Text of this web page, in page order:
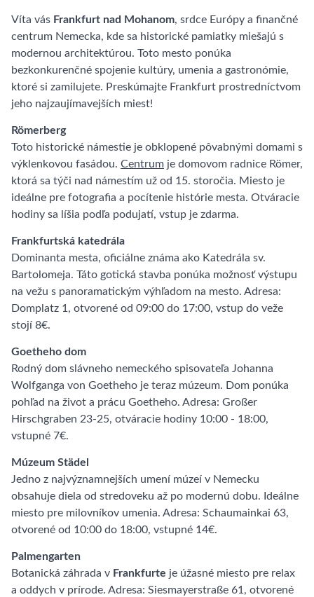
Víta vás Frankfurt nad Mohanom, srdce Európy a finančné
centrum Nemecka, kde sa historické pamiatky miešajú s
modernou architektúrou. Toto mesto ponúka
bezkonkurenčné spojenie kultúry, umenia a gastronómie,
ktoré si zamilujete. Preskúmajte Frankfurt prostredníctvom
jeho najzaujímavejších miest!
Römerberg
Toto historické námestie je obklopené pôvabnými domami s
výklenkovou fasádou. Centrum je domovom radnice Römer,
ktorá sa týči nad námestím už od 15. storočia. Miesto je
ideálne pre fotografia a pocítenie histórie mesta. Otváracie
hodiny sa líšia podľa podujatí, vstup je zdarma.
Frankfurtská katedrála
Dominanta mesta, oficiálne známa ako Katedrála sv.
Bartolomeja. Táto gotická stavba ponúka možnosť výstupu
na vežu s panoramatickým výhľadom na mesto. Adresa:
Domplatz 1, otvorené od 09:00 do 17:00, vstup do veže
stojí 8€.
Goetheho dom
Rodný dom slávneho nemeckého spisovateľa Johanna
Wolfganga von Goetheho je teraz múzeum. Dom ponúka
pohľad na život a prácu Goetheho. Adresa: Großer
Hirschgraben 23-25, otváracie hodiny 10:00 - 18:00,
vstupné 7€.
Múzeum Städel
Jedno z najvýznamnejších umení múzeí v Nemecku
obsahuje diela od stredoveku až po modernú dobu. Ideálne
miesto pre milovníkov umenia. Adresa: Schaumainkai 63,
otvorené od 10:00 do 18:00, vstupné 14€.
Palmengarten
Botanická záhrada v Frankfurte je úžasné miesto pre relax
a oddych v prírode. Adresa: Siesmayerstraße 61, otvorené